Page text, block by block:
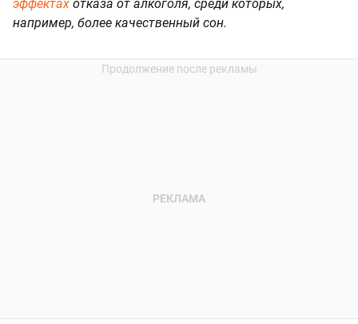
эффектах отказа от алкоголя, среди которых,
например, более качественный сон.